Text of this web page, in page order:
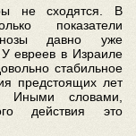
не сходятся. В
показатели
давно уже
У евреев в Израиле
стабильное
предстоящих лет
Иными словами,
действия это